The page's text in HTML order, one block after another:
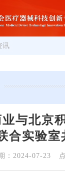
讯
与北京
合实验室
：2024-07-23